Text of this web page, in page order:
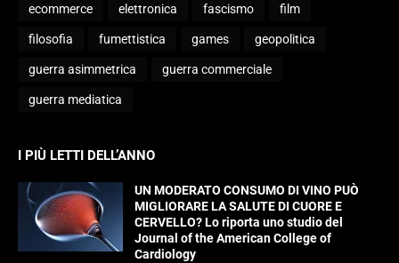
ecommerce elettronica fascismo film
filosofia fumettistica games geopolitica
guerra asimmetrica guerra commerciale
guerra mediatica
I PIÙ LETTI DELL’ANNO
UN MODERATO CONSUMO DI VINO PUÒ
MIGLIORARE LA SALUTE DI CUORE E
CERVELLO? Lo riporta uno studio del
Journal of the American College of
Cardiology